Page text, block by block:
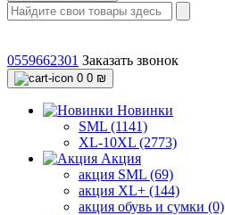
0559662301 Заказать звонок
0 0 ₪
Новинки
SML (1141)
XL-10XL (2773)
Акция
акция SML (69)
акция XL+ (144)
акция обувь и сумки (0)